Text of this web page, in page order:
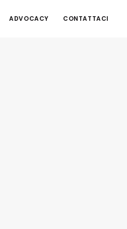
ADVOCACY CONTATTACI